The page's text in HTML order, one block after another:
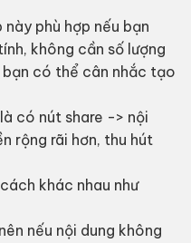
phù hợp nếu bạn
không cần số lượng
có thể cân nhắc tạo
có nút share -> nội
rộng rãi hơn, thu hút
khác nhau như
nếu nội dung không